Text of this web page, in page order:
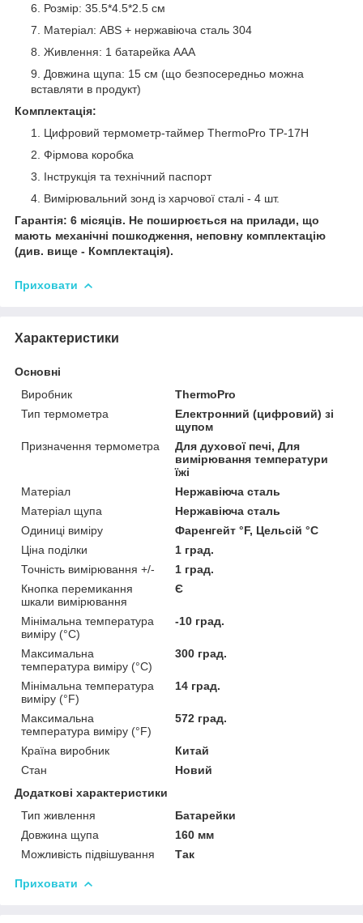
Розмір: 35.5*4.5*2.5 см
Матеріал: ABS + нержавіюча сталь 304
Живлення: 1 батарейка ААА
Довжина щупа: 15 см (що безпосередньо можна
вставляти в продукт)
Комплектація:
Цифровий термометр-таймер ThermoPro TP-17H
Фірмова коробка
Інструкція та технічний паспорт
Вимірювальний зонд із харчової сталі - 4 шт.
Гарантія: 6 місяців. Не поширюється на прилади, що
мають механічні пошкодження, неповну комплектацію
(див. вище - Комплектація).
Приховати
Характеристики
Основні
Виробник
ThermoPro
Тип термометра
Електронний (цифровий) зі
щупом
Призначення термометра
Для духової печі, Для
вимірювання температури
їжі
Матеріал
Нержавіюча сталь
Матеріал щупа
Нержавіюча сталь
Одиниці виміру
Фаренгейт °F, Цельсій °C
Ціна поділки
1 град.
Точність вимірювання +/-
1 град.
Кнопка перемикання
шкали вимірювання
Є
Мінімальна температура
виміру (°C)
-10 град.
Максимальна
температура виміру (°C)
300 град.
Мінімальна температура
виміру (°F)
14 град.
Максимальна
температура виміру (°F)
572 град.
Країна виробник
Китай
Стан
Новий
Додаткові характеристики
Тип живлення
Батарейки
Довжина щупа
160 мм
Можливість підвішування
Так
Приховати